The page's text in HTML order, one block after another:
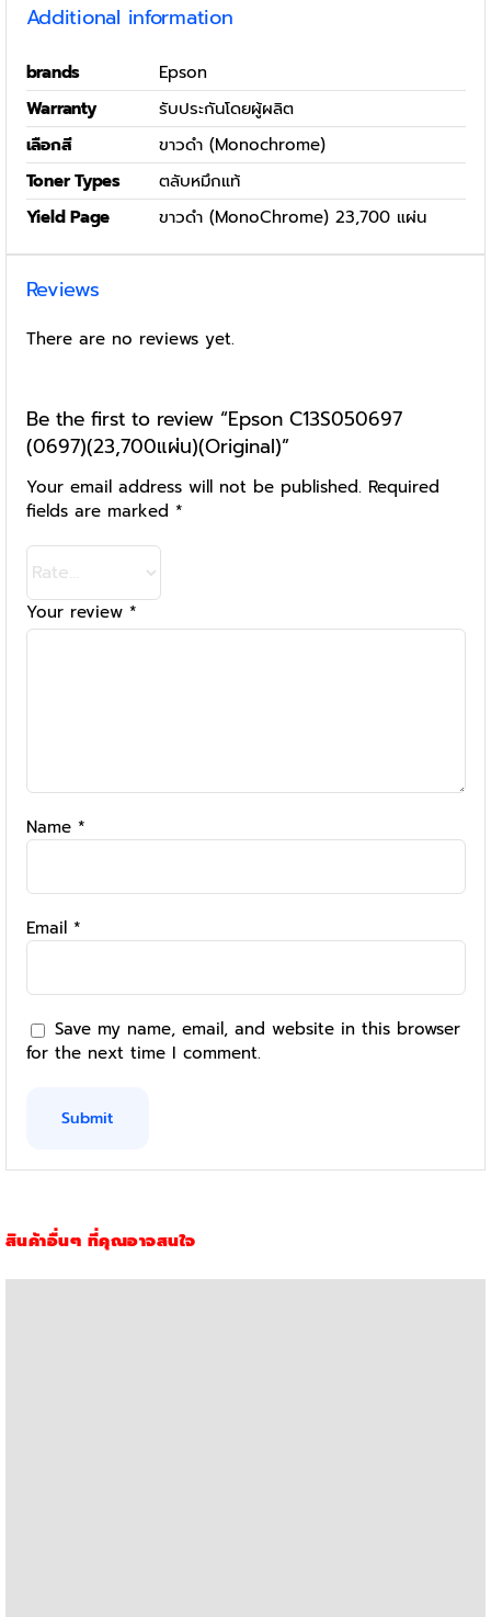
Additional information
brands
Epson
Warranty
รับประกันโดยผู้ผลิต
เลือกสี
ขาวดำ (Monochrome)
Toner Types
ตลับหมึกแท้
Yield Page
ขาวดำ (MonoChrome) 23,700 แผ่น
Reviews
There are no reviews yet.
Be the first to review “Epson C13S050697
(0697)(23,700แผ่น)(Original)”
Your email address will not be published. Required
fields are marked *
Your review *
Name *
Email *
Save my name, email, and website in this browser
for the next time I comment.
สินค้าอื่นๆ ที่คุณอาจสนใจ